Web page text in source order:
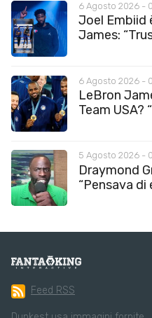
6 Agosto 2026 -
Joel Embiid
James:
6 Agosto 2026 -
LeBron
Team USA?
5 Agosto 2026 -
Draymond
“Pensava di
Feed RSS